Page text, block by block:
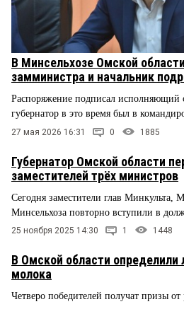
В Минсельхозе Омской
замминистра и начальник
Распоряжение подписал исполняющий
губернатор в это время был в
27 мая 2026 16:31 0 1885
Губернатор Омской области
заместителей трёх министров
Сегодня заместители глав Минкульта,
Минсельхоза повторно вступили в
25 ноября 2025 14:30 1 1448
В Омской области определили
молока
Четверо победителей получат призы